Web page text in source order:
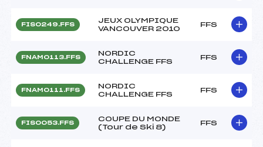
FIS0249.FFS
JEUX OLYMPIQUE
VANCOUVER 2010
FFS
FNAM0113.FFS
NORDIC
CHALLENGE FFS
FFS
FNAM0111.FFS
NORDIC
CHALLENGE FFS
FFS
FIS0053.FFS
COUPE DU MONDE
(Tour de Ski 8)
FFS